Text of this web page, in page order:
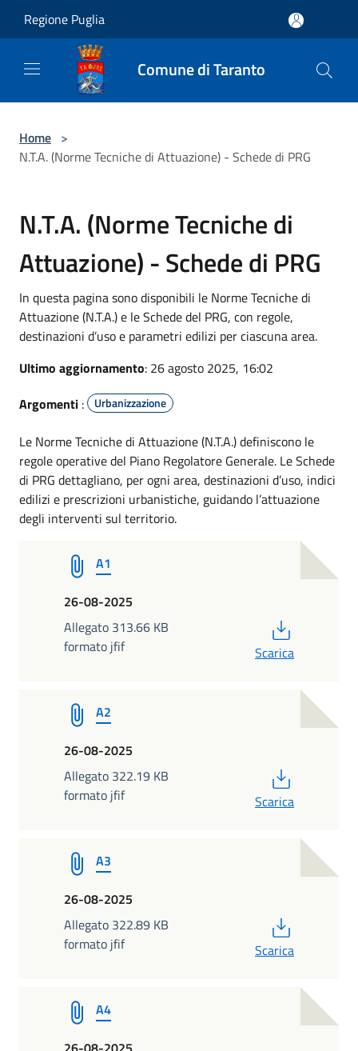
Regione Puglia
Comune di Taranto
Home >
N.T.A. (Norme Tecniche di Attuazione) - Schede di PRG
N.T.A. (Norme Tecniche di
Attuazione) - Schede di PRG
In questa pagina sono disponibili le Norme Tecniche di
Attuazione (N.T.A.) e le Schede del PRG, con regole,
destinazioni d’uso e parametri edilizi per ciascuna area.
Ultimo aggiornamento: 26 agosto 2025, 16:02
Argomenti : Urbanizzazione
Le Norme Tecniche di Attuazione (N.T.A.) definiscono le
regole operative del Piano Regolatore Generale. Le Schede
di PRG dettagliano, per ogni area, destinazioni d’uso, indici
edilizi e prescrizioni urbanistiche, guidando l’attuazione
degli interventi sul territorio.
A1
26-08-2025
Allegato 313.66 KB
formato jfif
Scarica
A2
26-08-2025
Allegato 322.19 KB
formato jfif
Scarica
A3
26-08-2025
Allegato 322.89 KB
formato jfif
Scarica
A4